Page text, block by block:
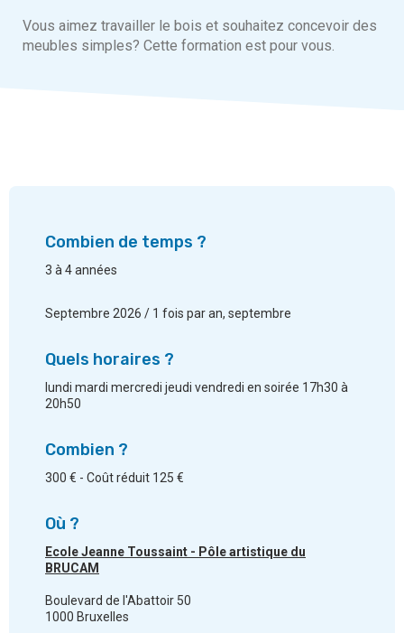
Vous aimez travailler le bois et souhaitez concevoir des
meubles simples? Cette formation est pour vous.
Combien de temps ?
3 à 4 années
Septembre 2026 / 1 fois par an, septembre
Quels horaires ?
lundi mardi mercredi jeudi vendredi en soirée 17h30 à
20h50
Combien ?
300 € - Coût réduit 125 €
Où ?
Ecole Jeanne Toussaint - Pôle artistique du
BRUCAM
Boulevard de l'Abattoir 50
1000 Bruxelles